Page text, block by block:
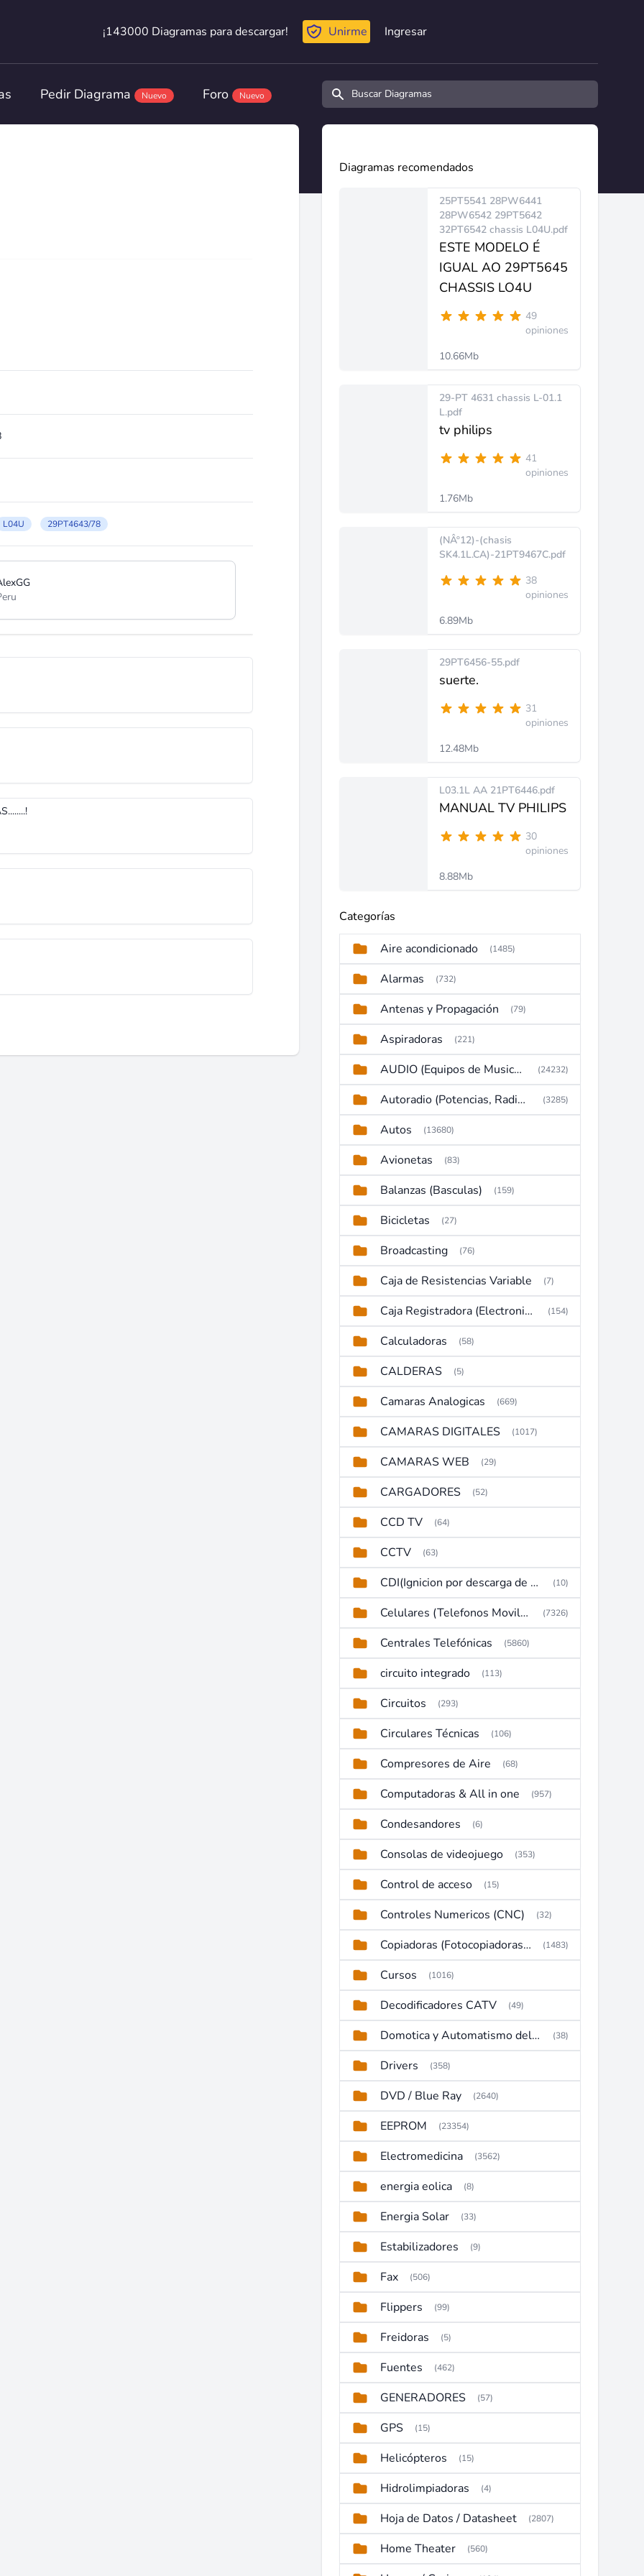
¡143000 Diagramas para descargar!
¡143000 Diagramas para descargar! Unirme Ingresar
Pedir Diagrama Nuevo Foro Nuevo Buscar diagramas y manuales
L04U 29PT4643/78
Diagramas recomendados
25PT5541 28PW6441
28PW6542 29PT5642
32PT6542 chassis L04U.pdf
ESTE MODELO É
IGUAL AO 29PT5645
CHASSIS LO4U
49
opiniones
10.66Mb
29-PT 4631 chassis L-01.1
L.pdf
tv philips
41
opiniones
1.76Mb
(NÂº12)-(chasis
SK4.1L.CA)-21PT9467C.pdf
38
opiniones
6.89Mb
29PT6456-55.pdf
suerte.
31
opiniones
12.48Mb
L03.1L AA 21PT6446.pdf
MANUAL TV PHILIPS
30
opiniones
8.88Mb
Categorías
Aire acondicionado (1485)
Alarmas (732)
Antenas y Propagación (79)
Aspiradoras (221)
AUDIO (Equipos de Musica, Amplificadores, Reproductores, Etc) (24232)
Autoradio (Potencias, Radios y DVD) (3285)
Autos (13680)
Avionetas (83)
Balanzas (Basculas) (159)
Bicicletas (27)
Broadcasting (76)
Caja de Resistencias Variable (7)
Caja Registradora (Electronic Cash Register) (154)
Calculadoras (58)
CALDERAS (5)
Camaras Analogicas (669)
CAMARAS DIGITALES (1017)
CAMARAS WEB (29)
CARGADORES (52)
CCD TV (64)
CCTV (63)
CDI(Ignicion por descarga de capacitor) (10)
Celulares (Telefonos Moviles) (7326)
Centrales Telefónicas (5860)
circuito integrado (113)
Circuitos (293)
Circulares Técnicas (106)
Compresores de Aire (68)
Computadoras & All in one (957)
Condesandores (6)
Consolas de videojuego (353)
Control de acceso (15)
Controles Numericos (CNC) (32)
Copiadoras (Fotocopiadoras, Multifunctions, Ploter, etc) (1483)
Cursos (1016)
Decodificadores CATV (49)
Domotica y Automatismo del hogar (38)
Drivers (358)
DVD / Blue Ray (2640)
EEPROM (23354)
Electromedicina (3562)
energia eolica (8)
Energia Solar (33)
Estabilizadores (9)
Fax (506)
Flippers (99)
Freidoras (5)
Fuentes (462)
GENERADORES (57)
GPS (15)
Helicópteros (15)
Hidrolimpiadoras (4)
Hoja de Datos / Datasheet (2807)
Home Theater (560)